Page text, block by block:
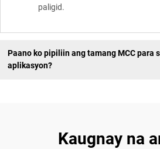
paligid.
Paano ko pipiliin ang tamang MCC para
aplikasyon?
Kaugnay na